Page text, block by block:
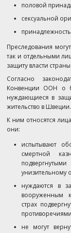
половой
сексуальной
Преследования
так и отдельными
защиту власти
Согласно
Конвенции ООН о
нуждающиеся в
жительство в Швеции.
К ним относятся
они:
испытывают
смертной
унизительному
нуждаются в
вооруженным
страх
не могут